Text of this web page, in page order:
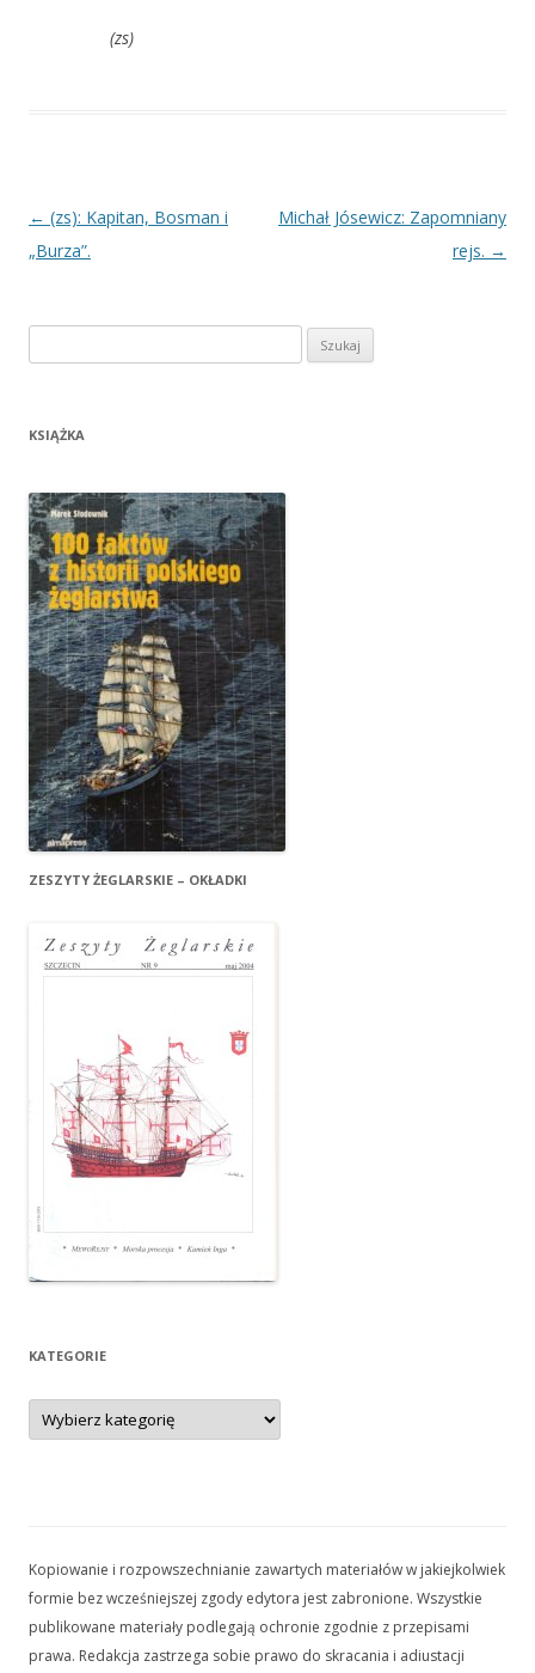
(zs)
Nawigacja
wpisu
← (zs): Kapitan, Bosman i
„Burza”.
Michał Jósewicz: Zapomniany
rejs. →
KSIĄŻKA
ZESZYTY ŻEGLARSKIE – OKŁADKI
KATEGORIE
Kategorie
Kopiowanie i rozpowszechnianie zawartych materiałów w jakiejkolwiek
formie bez wcześniejszej zgody edytora jest zabronione. Wszystkie
publikowane materiały podlegają ochronie zgodnie z przepisami
prawa. Redakcja zastrzega sobie prawo do skracania i adiustacji